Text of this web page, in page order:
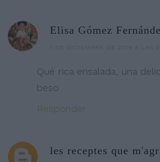
Elisa Gómez
Qué rica ensalada, una
beso
Responder
les receptes que